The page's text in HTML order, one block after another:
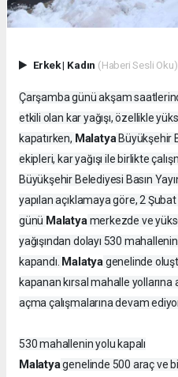
Erkek| Kadın (Haberi Sesli Oku)
Çarşamba günü akşam
etkili olan kar yağışı, özellikle
kapatırken, Malatya Büyükşehir
ekipleri, kar yağışı ile birlikte
Büyükşehir Belediyesi Basın
yapılan açıklamaya göre, 2
günü Malatyamerkezde ve
yağışından dolayı 530
kapandı. Malatyagenelinde
kapanan kırsal mahalle
açma çalışmalarına devam
530 mahallenin yolu kapalı
Malatyagenelinde 500 araç ve